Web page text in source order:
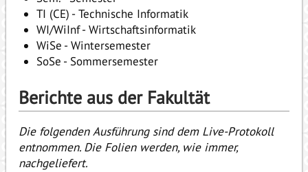
TI (CE) - Technische Informatik
WI/WiInf - Wirtschaftsinformatik
WiSe - Wintersemester
SoSe - Sommersemester
Berichte aus der Fakultät
Die folgenden Ausführung sind dem Live-Protokoll
entnommen. Die Folien werden, wie immer,
nachgeliefert.